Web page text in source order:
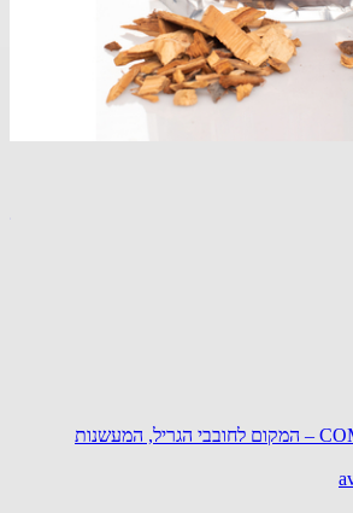
אודות 🔥 COMPASS – המקום לחובבי הגריל, המעשנות